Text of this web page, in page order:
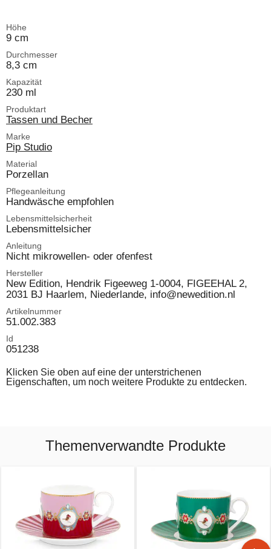
Höhe
9 cm
Durchmesser
8,3 cm
Kapazität
230 ml
Produktart
Tassen und Becher
Marke
Pip Studio
Material
Porzellan
Pflegeanleitung
Handwäsche empfohlen
Lebensmittelsicherheit
Lebensmittelsicher
Anleitung
Nicht mikrowellen- oder ofenfest
Hersteller
New Edition, Hendrik Figeeweg 1-0004, FIGEEHAL 2,
2031 BJ Haarlem, Niederlande, info@newedition.nl
Artikelnummer
51.002.383
Id
051238
Klicken Sie oben auf eine der unterstrichenen
Eigenschaften, um noch weitere Produkte zu entdecken.
Themenverwandte Produkte